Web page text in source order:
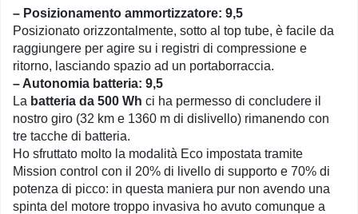
– Posizionamento ammortizzatore: 9,5
Posizionato orizzontalmente, sotto al top tube, è facile da
raggiungere per agire su i registri di compressione e
ritorno, lasciando spazio ad un portaborraccia.
– Autonomia batteria: 9,5
La batteria da 500 Wh ci ha permesso di concludere il
nostro giro (32 km e 1360 m di dislivello) rimanendo con
tre tacche di batteria.
Ho sfruttato molto la modalità Eco impostata tramite
Mission control con il 20% di livello di supporto e 70% di
potenza di picco: in questa maniera pur non avendo una
spinta del motore troppo invasiva ho avuto comunque a